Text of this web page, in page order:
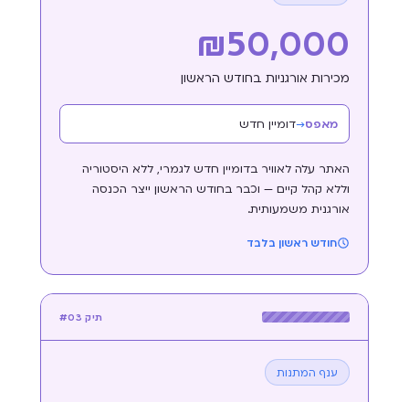
₪5 0,000
מכירות אורגניות בחודש הראשון
דומיין חדש→מאפס
האתר עלה לאוויר בדומיין חדש לגמרי, ללא היסטוריה
וללא קהל קיים — וכבר בחודש הראשון ייצר הכנסה
אורגנית משמעותית.
חודש ראשון בלבד
תיק #03
ענף המתנות